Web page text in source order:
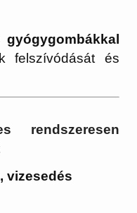
gyógygombákkal
felszívódását és
rendszeresen
vizesedés